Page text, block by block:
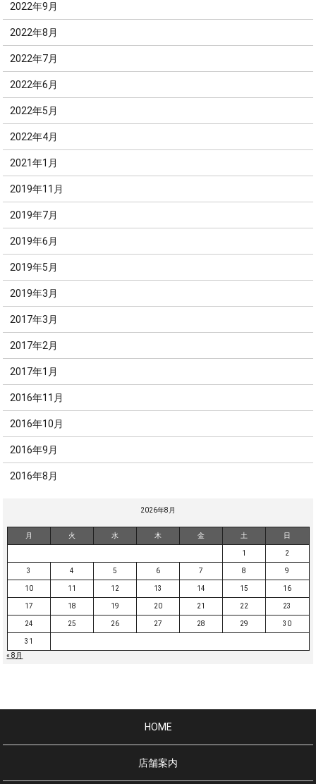
2022年9月
2022年8月
2022年7月
2022年6月
2022年5月
2022年4月
2021年1月
2019年11月
2019年7月
2019年6月
2019年5月
2019年3月
2017年3月
2017年2月
2017年1月
2016年11月
2016年10月
2016年9月
2016年8月
2026年8月
月 火 水 木 金 土 日
1 2
3 4 5 6 7 8 9
10 11 12 13 14 15 16
17 18 19 20 21 22 23
24 25 26 27 28 29 30
31
« 8月
HOME
店舗案内